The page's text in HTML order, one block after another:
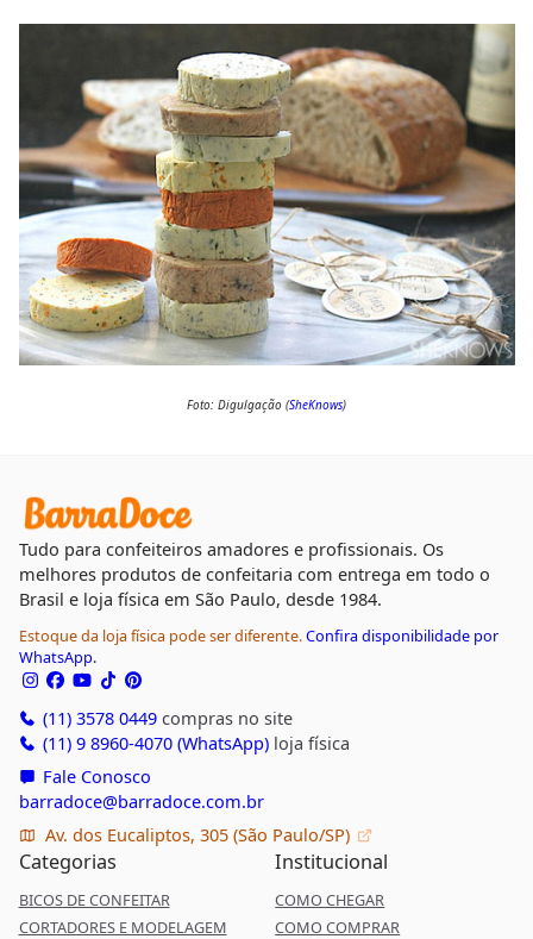
Foto: Digulgação (SheKnows)
Tudo para confeiteiros amadores e profissionais. Os
melhores produtos de confeitaria com entrega em todo o
Brasil e loja física em São Paulo, desde 1984.
Estoque da loja física pode ser diferente.Confira disponibilidade por
WhatsApp.
(11) 3578 0449compras no site
(11) 9 8960-4070 (WhatsApp)loja física
Fale Conosco
barradoce@barradoce.com.br
Av. dos Eucaliptos, 305 (São Paulo/SP)
Categorias
BICOS DE CONFEITAR
CORTADORES E MODELAGEM
Institucional
COMO CHEGAR
COMO COMPRAR